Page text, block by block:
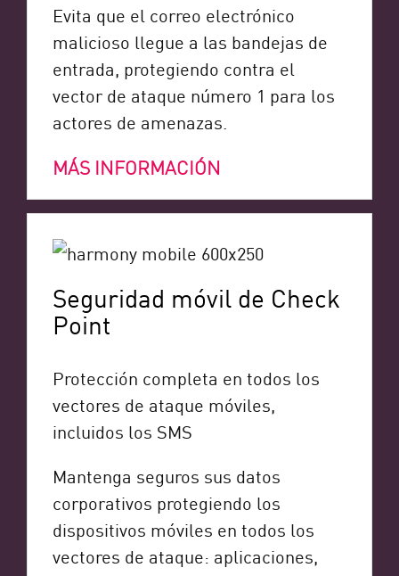
Evita que el correo electrónico
malicioso llegue a las bandejas de
entrada, protegiendo contra el
vector de ataque número 1 para los
actores de amenazas.
MÁS INFORMACIÓN
Seguridad móvil de Check
Point
Protección completa en todos los
vectores de ataque móviles,
incluidos los SMS
Mantenga seguros sus datos
corporativos protegiendo los
dispositivos móviles en todos los
vectores de ataque: aplicaciones,